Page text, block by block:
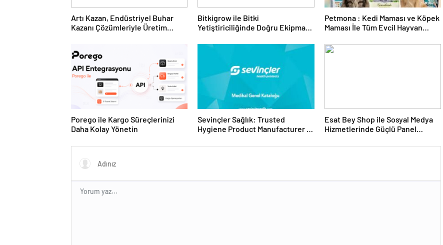
Artı Kazan, Endüstriyel Buhar
Kazanı Çözümleriyle Üretim
Bitkigrow ile Bitki
Yetiştiriciliğinde Doğru Ekipman
Petmona : Kedi Maması ve Köpek
Maması İle Tüm Evcil Hayvan
Porego ile Kargo Süreçlerinizi
Daha Kolay Yönetin
Sevinçler Sağlık: Trusted
Hygiene Product Manufacturer in
Esat Bey Shop ile Sosyal Medya
Hizmetlerinde Güçlü Panel